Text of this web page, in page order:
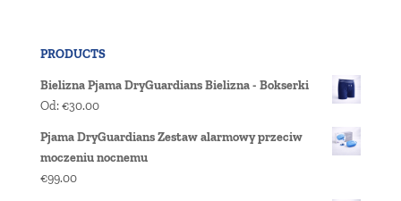
PRODUCTS
Bielizna Pjama DryGuardians Bielizna - Bokserki
Od:€30.00
Pjama DryGuardians Zestaw alarmowy przeciw
moczeniu nocnemu
€99.00